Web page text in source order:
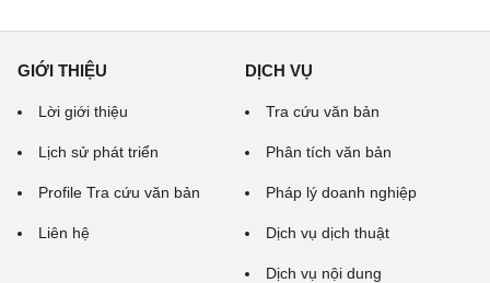
GIỚI THIỆU
Lời giới thiệu
Lịch sử phát triển
Profile Tra cứu văn bản
Liên hệ
DỊCH VỤ
Tra cứu văn bản
Phân tích văn bản
Pháp lý doanh nghiệp
Dịch vụ dịch thuật
Dịch vụ nội dung